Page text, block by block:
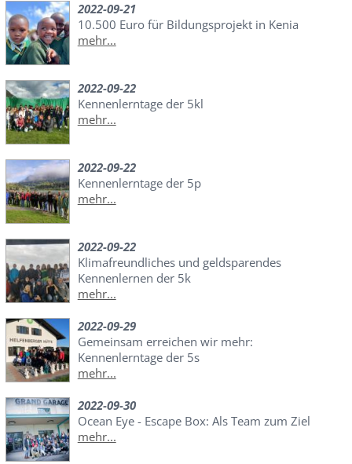
2022-09-21
10.500 Euro für Bildungsprojekt in Kenia
mehr...
2022-09-22
Kennenlerntage der 5kl
mehr...
2022-09-22
Kennenlerntage der 5p
mehr...
2022-09-22
Klimafreundliches und geldsparendes
Kennenlernen der 5k
mehr...
2022-09-29
Gemeinsam erreichen wir mehr:
Kennenlerntage der 5s
mehr...
2022-09-30
Ocean Eye - Escape Box: Als Team zum Ziel
mehr...